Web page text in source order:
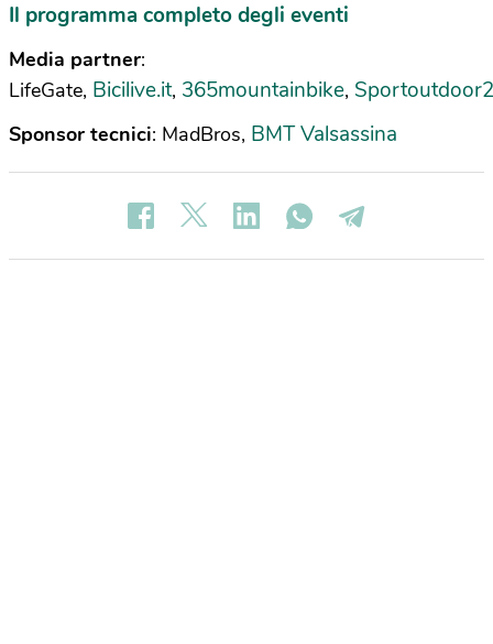
Il programma completo degli eventi
Media partner:
LifeGate, Bicilive.it, 365mountainbike,
Sponsor tecnici: MadBros, BMT Valsassina